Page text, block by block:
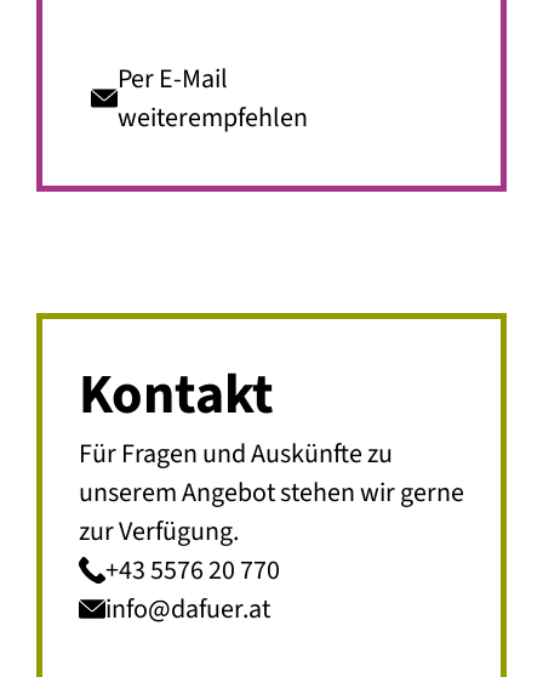
Per E-Mail
weiterempfehlen
Kontakt
Für Fragen und Auskünfte zu
unserem Angebot stehen wir gerne
zur Verfügung.
+43 5576 20 770
info@dafuer.at